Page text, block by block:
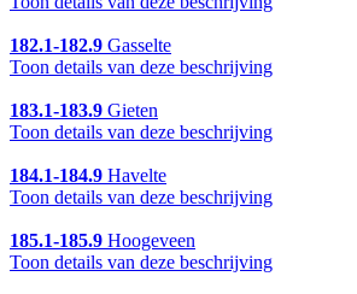
182.1-182.9 Gasselte
Toon details van deze beschrijving
183.1-183.9 Gieten
Toon details van deze beschrijving
184.1-184.9 Havelte
Toon details van deze beschrijving
185.1-185.9 Hoogeveen
Toon details van deze beschrijving